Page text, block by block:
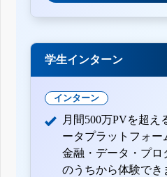
学生インターン
インターン
月間500万PVを超
ータプラットフォー
金融・データ・プロ
のうちから体験でき